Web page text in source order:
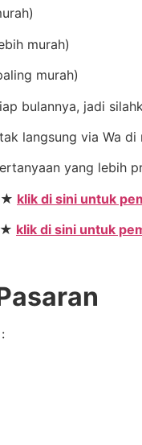
murah)
murah)
bulannya, jadi
langsung via Wa
yang lebih
★ klik di sini untuk
★ klik di sini untuk